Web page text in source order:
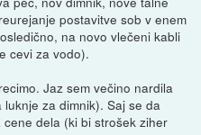
postavitve sob v enem
na novo vlečeni kabli
cevi za vodo).
Jaz sem večino nardila
za dimnik). Saj se da
dela (ki bi strošek ziher